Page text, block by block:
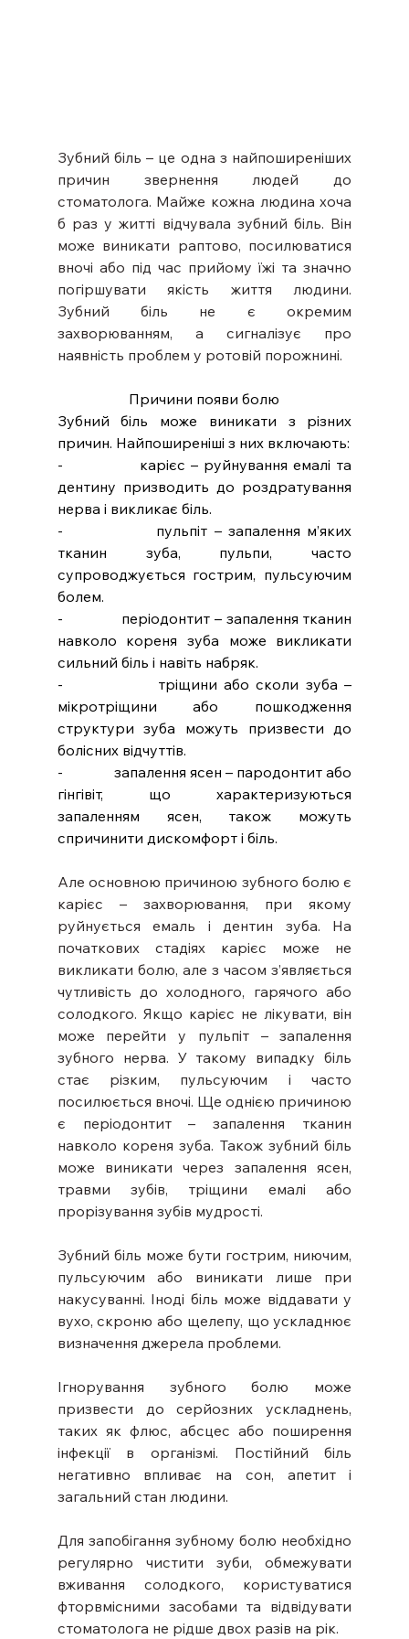
Зубний біль – це одна з найпоширеніших
причин звернення людей до
стоматолога. Майже кожна людина хоча
б раз у житті відчувала зубний біль. Він
може виникати раптово, посилюватися
вночі або під час прийому їжі та значно
погіршувати якість життя людини.
Зубний біль не є окремим
захворюванням, а сигналізує про
наявність проблем у ротовій порожнині.
Причини появи болю
Зубний біль може виникати з різних
причин. Найпоширеніші з них включають:
-              карієс – руйнування емалі та
дентину призводить до роздратування
нерва і викликає біль.
-              пульпіт – запалення м’яких
тканин зуба, пульпи, часто
супроводжується гострим, пульсуючим
болем.
-              періодонтит – запалення тканин
навколо кореня зуба може викликати
сильний біль і навіть набряк.
-              тріщини або сколи зуба –
мікротріщини або пошкодження
структури зуба можуть призвести до
болісних відчуттів.
-              запалення ясен – пародонтит або
гінгівіт, що характеризуються
запаленням ясен, також можуть
спричинити дискомфорт і біль.
Але основною причиною зубного болю є
карієс – захворювання, при якому
руйнується емаль і дентин зуба. На
початкових стадіях карієс може не
викликати болю, але з часом з’являється
чутливість до холодного, гарячого або
солодкого. Якщо карієс не лікувати, він
може перейти у пульпіт – запалення
зубного нерва. У такому випадку біль
стає різким, пульсуючим і часто
посилюється вночі. Ще однією причиною
є періодонтит – запалення тканин
навколо кореня зуба. Також зубний біль
може виникати через запалення ясен,
травми зубів, тріщини емалі або
прорізування зубів мудрості.
Зубний біль може бути гострим, ниючим,
пульсуючим або виникати лише при
накусуванні. Іноді біль може віддавати у
вухо, скроню або щелепу, що ускладнює
визначення джерела проблеми.
Ігнорування зубного болю може
призвести до серйозних ускладнень,
таких як флюс, абсцес або поширення
інфекції в організмі. Постійний біль
негативно впливає на сон, апетит і
загальний стан людини.
Для запобігання зубному болю необхідно
регулярно чистити зуби, обмежувати
вживання солодкого, користуватися
фторвмісними засобами та відвідувати
стоматолога не рідше двох разів на рік.